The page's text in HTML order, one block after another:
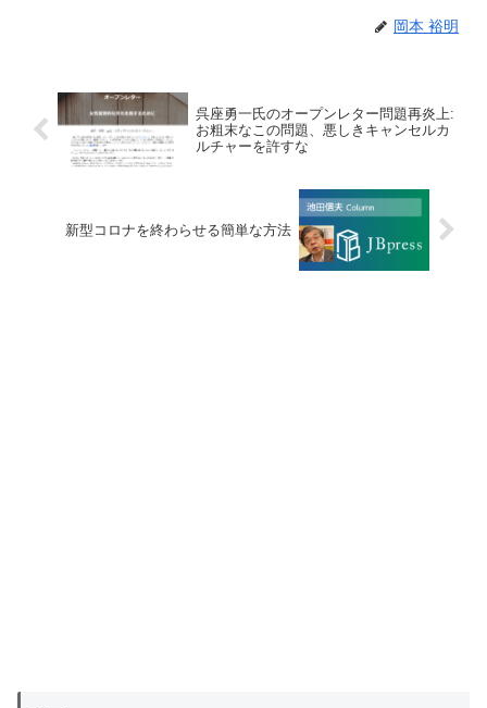
岡本 裕明
呉座勇一氏のオープンレター問題再炎上:
お粗末なこの問題、悪しきキャンセルカ
ルチャーを許すな
新型コロナを終わらせる簡単な方法